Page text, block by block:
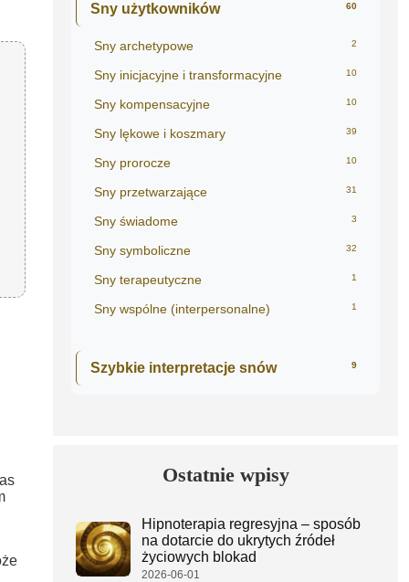
Sny użytkowników 60
Sny archetypowe 2
Sny inicjacyjne i transformacyjne 10
Sny kompensacyjne 10
Sny lękowe i koszmary 39
Sny prorocze 10
Sny przetwarzające 31
Sny świadome 3
Sny symboliczne 32
Sny terapeutyczne 1
Sny wspólne (interpersonalne) 1
Szybkie interpretacje snów 9
Ostatnie wpisy
Hipnoterapia regresyjna – sposób
na dotarcie do ukrytych źródeł
życiowych blokad
2026-06-01